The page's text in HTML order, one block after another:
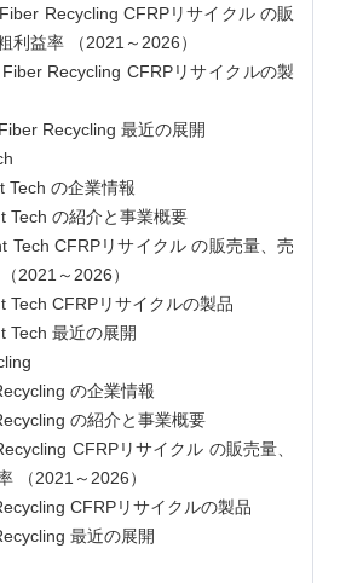
利益率 （2021～2026）
Fiber Recycling 最近の展開
Tech の企業情報
Tech の紹介と事業概要
2021～2026）
Tech CFRPリサイクルの製品
Tech 最近の展開
Recycling の企業情報
Recycling の紹介と事業概要
（2021～2026）
Recycling CFRPリサイクルの製品
Recycling 最近の展開